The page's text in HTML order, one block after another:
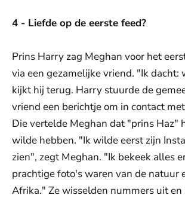
4 - Liefde op de eerste feed?
Prins Harry zag Meghan voor het
via een gezamelijke vriend. "Ik dacht:
kijkt hij terug. Harry stuurde de
vriend een berichtje om in contact
Die vertelde Meghan dat "prins Haz"
wilde hebben. "Ik wilde eerst zijn
zien", zegt Meghan. "Ik bekeek alles
prachtige foto's waren van de natuur
Afrika." Ze wisselden nummers uit